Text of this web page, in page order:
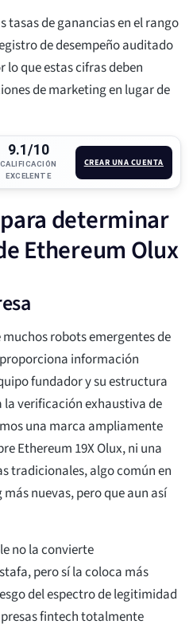
de ganancias en el rango
de desempeño auditado
que estas cifras deben
de marketing en lugar de
9.1/10
CALIFICACIÓN
EXCELENTE
CREAR UNA CUENTA
determinar
Ethereum Olux
robots emergentes de
información
fundador y su estructura
verificación exhaustiva de
una marca ampliamente
Ethereum 19X Olux, ni una
tradicionales, algo común en
nuevas, pero que aun así
no la convierte
pero sí la coloca más
del espectro de legitimidad
fintech totalmente